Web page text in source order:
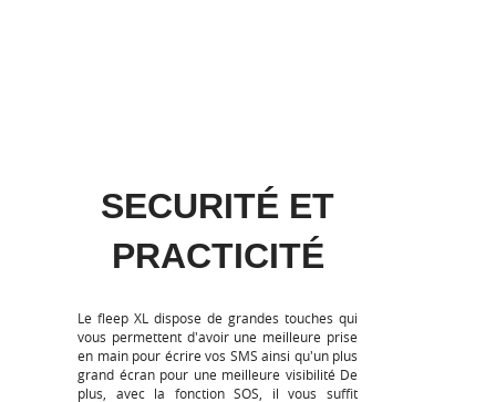
SECURITÉ ET
PRACTICITÉ
Le fleep XL dispose de grandes touches qui
vous permettent d'avoir une meilleure prise
en main pour écrire vos SMS ainsi qu'un plus
grand écran pour une meilleure visibilité De
plus, avec la fonction SOS, il vous suffit